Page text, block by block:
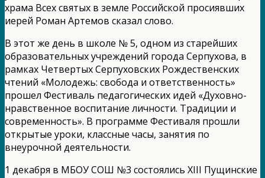
храма Всех святых в земле Российской просиявших
иерей Роман Артемов сказал слово.
В этот же день в школе № 5, одном из старейших
образовательных учреждений города Серпухова, в
рамках Четвертых Серпуховских Рождественских
чтений «Молодежь: свобода и ответственность»
прошел Фестиваль педагогических идей «Духовно-
нравственное воспитание личности. Традиции и
современность». В программе Фестиваля прошли
открытые уроки, классные часы, занятия по
внеурочной деятельности.
1 декабря в МБОУ СОШ №3 состоялись XIII Пущинские